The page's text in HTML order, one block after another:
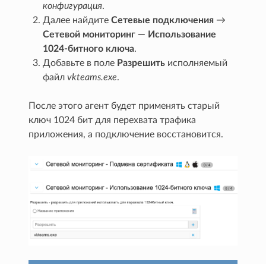
конфигурация.
Далее найдитеСетевые подключения →
Сетевой мониторинг — Использование
1024-битного ключа.
Добавьте в поле Разрешить исполняемый
файлvkteams.exe.
После этого агент будет применять старый
ключ 1024 бит для перехвата трафика
приложения, а подключение восстановится.